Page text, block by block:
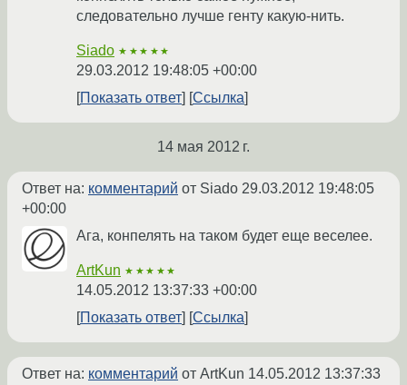
следовательно лучше генту какую-нить.
Siado ★★★★★
29.03.2012 19:48:05 +00:00
Показать ответ
Ссылка
14 мая 2012 г.
Ответ на: комментарий от Siado 29.03.2012 19:48:05
+00:00
Ага, конпелять на таком будет еще веселее.
ArtKun ★★★★★
14.05.2012 13:37:33 +00:00
Показать ответ
Ссылка
Ответ на: комментарий от ArtKun 14.05.2012 13:37:33